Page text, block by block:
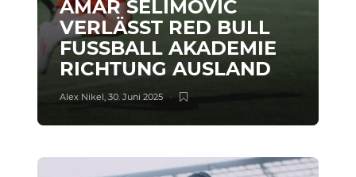
AMAR SELIMOVIC
VERLÄSST RED BULL
FUSSBALL AKADEMIE R
ICHTUNG AUSLAND
Alex Nikel, 30. Juni 2025